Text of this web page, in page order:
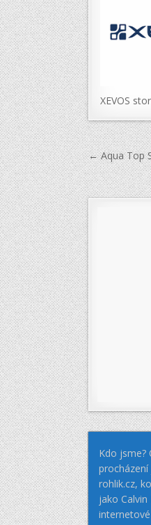
XEVOS
pro
← Aqua Top
Kdo jsme?
rohlik.cz,
jako